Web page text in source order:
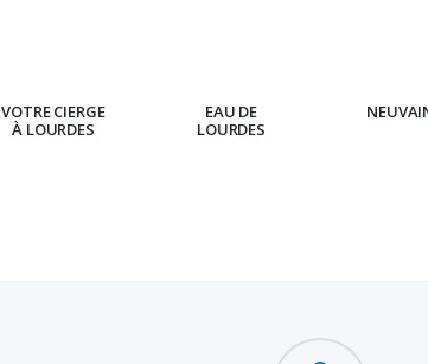
VOTRE CIERGE
À LOURDES
EAU DE
LOURDES